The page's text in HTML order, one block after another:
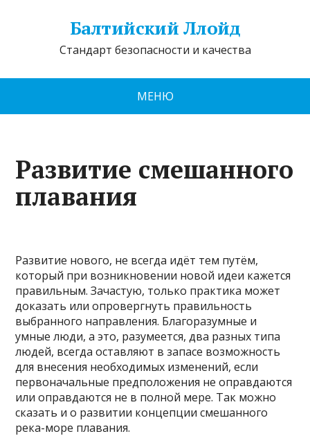
Балтийский Ллойд
Стандарт безопасности и качества
МЕНЮ
Развитие смешанного
плавания
Развитие нового, не всегда идёт тем путём,
который при возникновении новой идеи кажется
правильным. Зачастую, только практика может
доказать или опровергнуть правильность
выбранного направления. Благоразумные и
умные люди, а это, разумеется, два разных типа
людей, всегда оставляют в запасе возможность
для внесения необходимых изменений, если
первоначальные предположения не оправдаются
или оправдаются не в полной мере. Так можно
сказать и о развитии концепции смешанного
река-море плавания.